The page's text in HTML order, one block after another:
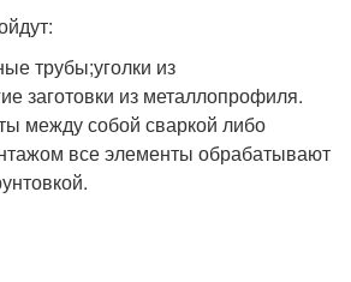
трубы;уголки из
заготовки из металлопрофиля.
между собой сваркой либо
все элементы обрабатывают